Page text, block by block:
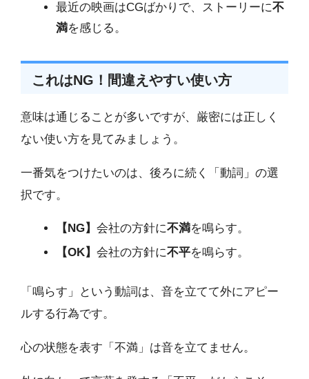
最近の映画はCGばかりで、ストーリーに不
満を感じる。
これはNG！間違えやすい使い方
意味は通じることが多いですが、厳密には正しく
ない使い方を見てみましょう。
一番気をつけたいのは、後ろに続く「動詞」の選
択です。
【NG】 会社の方針に不満を鳴らす。
【OK】 会社の方針に不平を鳴らす。
「鳴らす」という動詞は、音を立てて外にアピー
ルする行為です。
心の状態を表す「不満」は音を立てません。